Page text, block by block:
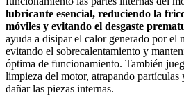
lubricante esencial, reduciendo la
móviles y evitando el desgaste
ayuda a disipar el calor generado por el
evitando el sobrecalentamiento y
óptima de funcionamiento. También
limpieza del motor, atrapando partículas
dañar las piezas internas.